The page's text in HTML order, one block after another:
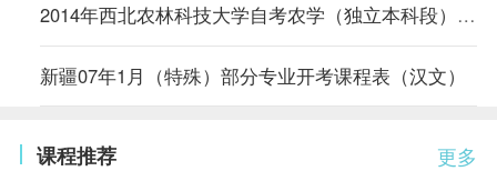
2014年西北农林科技大学自考农学（独立本科段）专业计划
新疆07年1月（特殊）部分专业开考课程表（汉文）
更多
课程推荐